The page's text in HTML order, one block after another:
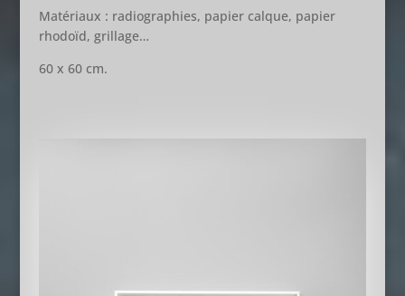
Matériaux : radiographies, papier calque, papier
rhodoïd, grillage…
60 x 60 cm.